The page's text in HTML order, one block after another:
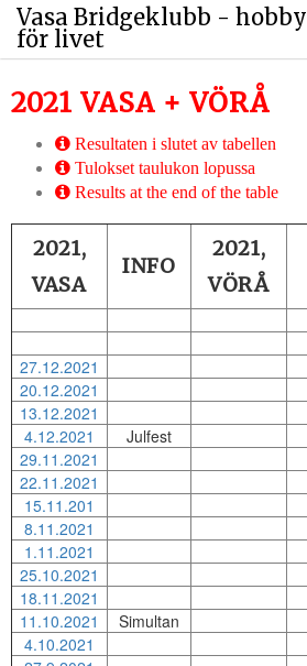
Vasa Bridgeklubb - hobby
för livet
2021 VASA + VÖRÅ
Resultaten i slutet av tabellen
Tulokset taulukon lopussa
Results at the end of the table
2021,
VASA
INFO
2021,
VÖRÅ
27.12.2021
20.12.2021
13.12.2021
4.12.2021
Julfest
29.11.2021
22.11.2021
15.11.201
8.11.2021
1.11.2021
25.10.2021
18.11.2021
11.10.2021
Simultan
4.10.2021